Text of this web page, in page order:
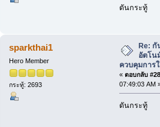
ดันกระทู้
sparkthai1
Hero Member
กระทู้: 2693
Re: กั
อัตโน
ควบคุมการ
« ตอบกลับ
07:49:03 AM
ดันกระทู้